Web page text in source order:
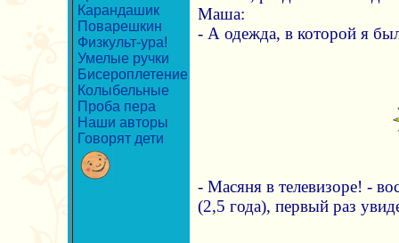
Карандашик
Поварешкин
Физкульт-ура!
Умелые ручки
Бисероплетение
Колыбельные
Проба пера
Наши авторы
Говорят дети
Маша:
- А одежда, в которой я
- Масяня в телевизоре! -
(2,5 года), первый раз